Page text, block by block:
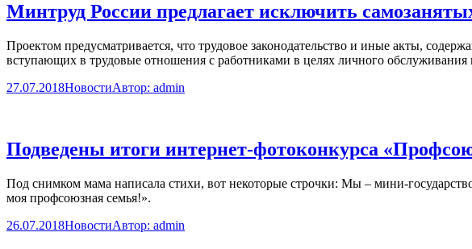
Минтруд России предлагает исключить
Проектом предусматривается, что трудовое законодательство и иные акты,
вступающих в трудовые отношения с работниками в целях личного
27.07.2018НовостиАвтор: admin
Подведены итоги интернет-фотоконкурса
Под снимком мама написала стихи, вот некоторые строчки: Мы – мини-
моя профсоюзная семья!».
26.07.2018НовостиАвтор: admin